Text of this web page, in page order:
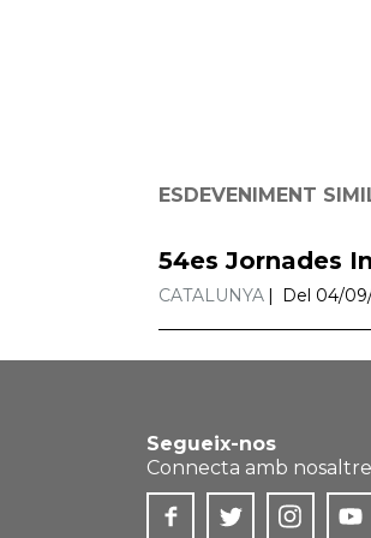
ESDEVENIMENT
54es Jornades
CATALUNYA Del 04/
Segueix-nos
Connecta amb